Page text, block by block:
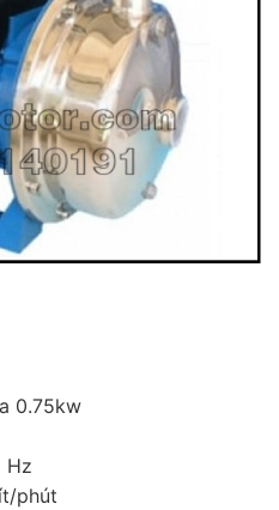
0.75kw
Hz
phút